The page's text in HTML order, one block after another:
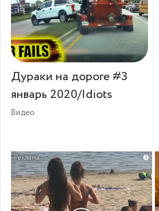
Дураки на дороге #3
январь 2020/Idiots
Видео
i